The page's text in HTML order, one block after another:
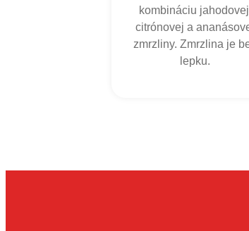
kombináciu
citrónovej a
zmrzliny. Zmrzlina je
lepku.